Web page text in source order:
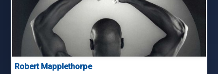
Robert Mapplethorpe